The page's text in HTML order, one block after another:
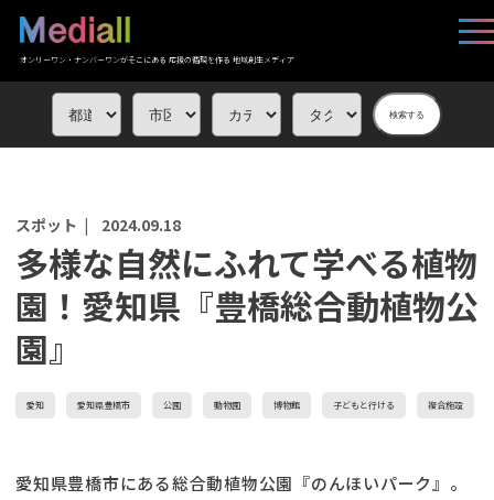
オンリーワン・ナンバーワンがそこにある 応援の循環を作る 地域創生メディア
検索する
スポット | 2024.09.18
多様な自然にふれて学べる植物
園！愛知県『豊橋総合動植物公
園』
愛知 愛知県豊橋市 公園 動物園 博物館 子どもと行ける 複合施設
愛知県豊橋市にある総合動植物公園『のんほいパーク』。